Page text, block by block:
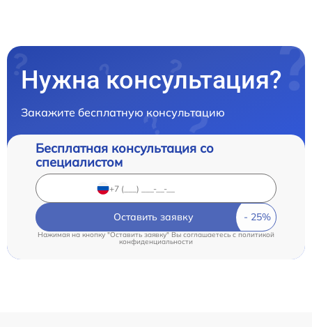
Нужна консультация?
Закажите бесплатную консультацию
Бесплатная консультация со
специалистом
Оставить заявку
Нажимая на кнопку "Оставить заявку" Вы соглашаетесь cполитикой
конфиденциальности